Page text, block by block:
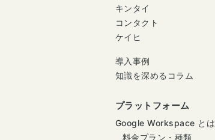
キンタイ
コンタクト
ケイヒ
導入事例
知識を深めるコラム
プラットフォーム
Google Workspace とは
料金プラン・種類